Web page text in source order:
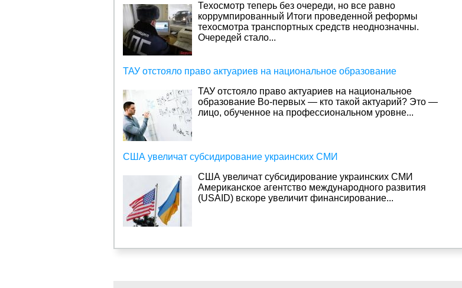
Техосмотр теперь без очереди, но все равно
коррумпированный Итоги проведенной реформы
техосмотра транспортных средств неоднозначны.
Очередей стало...
ТАУ отстояло право актуариев на национальное образование
ТАУ отстояло право актуариев на национальное
образование Во-первых — кто такой актуарий? Это —
лицо, обученное на профессиональном уровне...
США увеличат субсидирование украинских СМИ
США увеличат субсидирование украинских СМИ
Американское агентство международного развития
(USAID) вскоре увеличит финансирование...